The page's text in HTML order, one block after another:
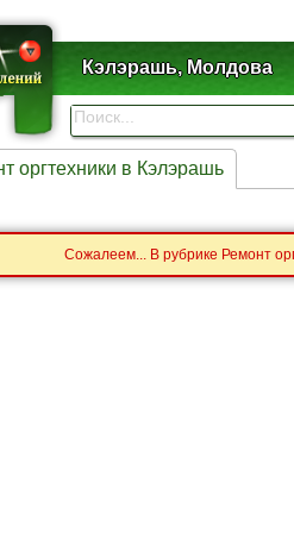
Кэлэрашь, Молдова
оргтехники в Кэлэрашь
Сожалеем... В рубрике Ремонт